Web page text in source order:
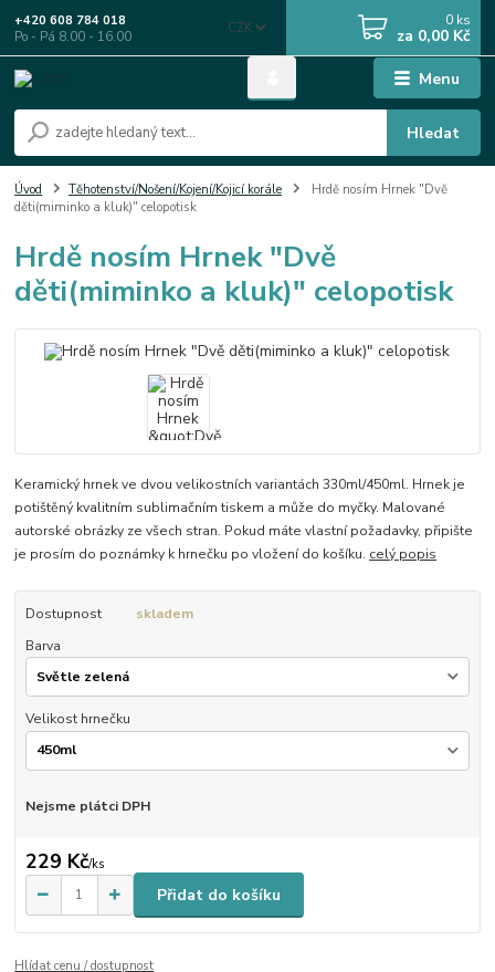
Menu
CZK
Hledat
+420 608 784 018
Po - Pá 8.00 - 16.00
0 ks
za 0,00 Kč
Úvod Těhotenství/Nošení/Kojení/Kojicí korále
Hrdě nosím Hrnek "Dvě
děti(miminko a kluk)" celopotisk
Hrdě nosím Hrnek "Dvě
děti(miminko a kluk)" celopotisk
Keramický hrnek ve dvou velikostních variantách 330ml/450ml. Hrnek je
potištěný kvalitním sublimačním tiskem a může do myčky. Malované
autorské obrázky ze všech stran. Pokud máte vlastní požadavky, připište
je prosím do poznámky k hrnečku po vložení do košíku. celý popis
Dostupnost
skladem
Barva
Velikost hrnečku
Nejsme plátci DPH
229 Kč/ks
Přidat do košíku
Hlídat cenu / dostupnost